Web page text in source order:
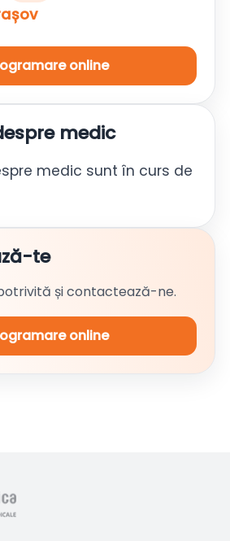
online
medic
medic sunt în curs de
te
și contactează-ne.
online